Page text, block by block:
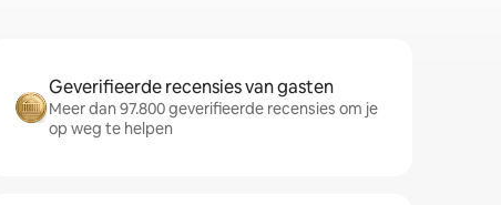
Geverifieerde recensies van gasten
Meer dan 97.800 geverifieerde recensies om je
op weg te helpen